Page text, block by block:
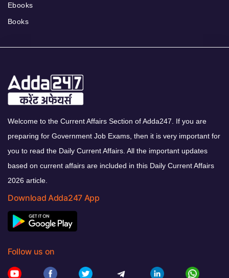
Ebooks
Books
Welcome to the Current Affairs Section of Adda247. If you are
preparing for Government Job Exams, then it is very important for
you to read the Daily Current Affairs. All the important updates
based on current affairs are included in this Daily Current Affairs
2026 article.
Download Adda247 App
Follow us on